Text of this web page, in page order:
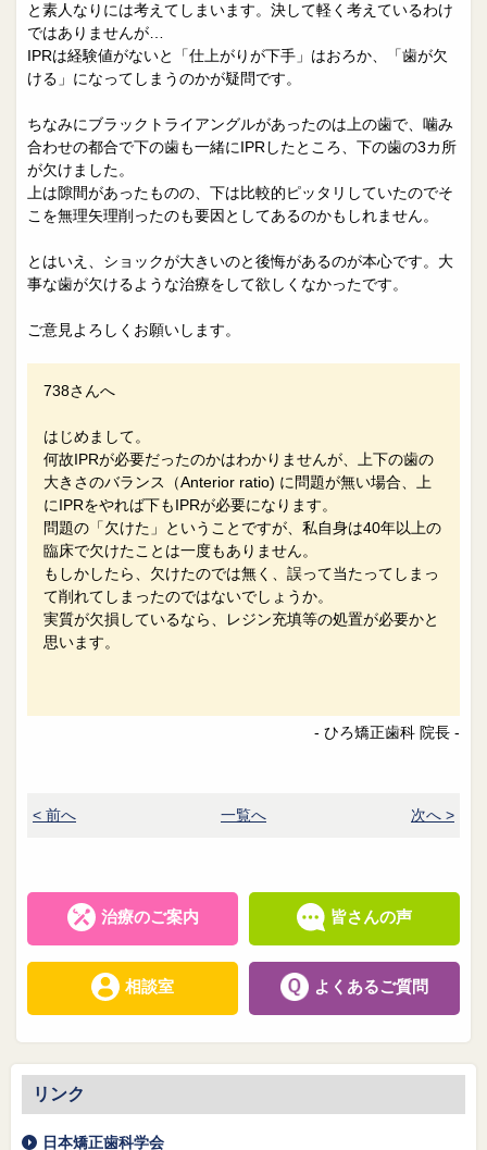
と素人なりには考えてしまいます。決して軽く考えているわけ
ではありませんが…
IPRは経験値がないと「仕上がりが下手」はおろか、「歯が欠
ける」になってしまうのかが疑問です。
ちなみにブラックトライアングルがあったのは上の歯で、噛み
合わせの都合で下の歯も一緒にIPRしたところ、下の歯の3カ所
が欠けました。
上は隙間があったものの、下は比較的ピッタリしていたのでそ
こを無理矢理削ったのも要因としてあるのかもしれません。
とはいえ、ショックが大きいのと後悔があるのが本心です。大
事な歯が欠けるような治療をして欲しくなかったです。
ご意見よろしくお願いします。
738さんへ
はじめまして。
何故IPRが必要だったのかはわかりませんが、上下の歯の
大きさのバランス（Anterior ratio) に問題が無い場合、上
にIPRをやれば下もIPRが必要になります。
問題の「欠けた」ということですが、私自身は40年以上の
臨床で欠けたことは一度もありません。
もしかしたら、欠けたのでは無く、誤って当たってしまっ
て削れてしまったのではないでしょうか。
実質が欠損しているなら、レジン充填等の処置が必要かと
思います。
- ひろ矯正歯科 院長 -
< 前へ 一覧へ 次へ >
治療のご案内 皆さんの声
相談室 よくあるご質問
リンク
日本矯正歯科学会